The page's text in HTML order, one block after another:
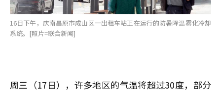
16日下午，庆南昌原市成山区一出租车站正在运行的防暑降温雾化冷却
系统。[照片=联合新闻]
周三（17日），许多地区的气温将超过30度，部分